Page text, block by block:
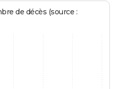
de décès (source :